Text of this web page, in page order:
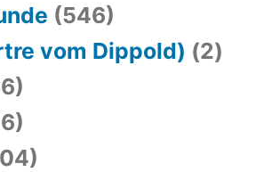
(546)
vom Dippold) (2)